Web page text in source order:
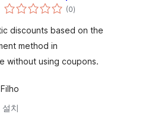
Método de
(0전
체
점
)
discounts based on the
method in
without using coupons.
치